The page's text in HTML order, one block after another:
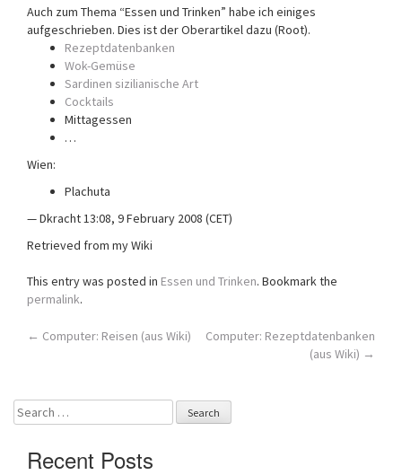
Auch zum Thema “Essen und Trinken” habe ich einiges
aufgeschrieben. Dies ist der Oberartikel dazu (Root).
Rezeptdatenbanken
Wok-Gemüse
Sardinen sizilianische Art
Cocktails
Mittagessen
…
Wien:
Plachuta
— Dkracht 13:08, 9 February 2008 (CET)
Retrieved from my Wiki
This entry was posted in Essen und Trinken. Bookmark the
permalink.
Post
← Computer: Reisen (aus Wiki)
Computer: Rezeptdatenbanken
(aus Wiki) →
Search
for:
Recent Posts